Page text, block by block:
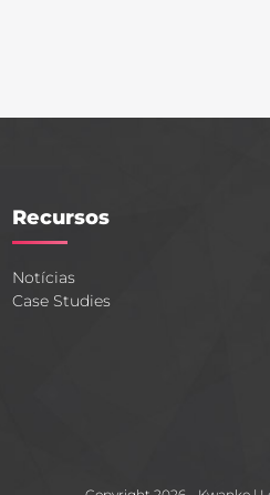
Recursos
Notícias
Case Studies